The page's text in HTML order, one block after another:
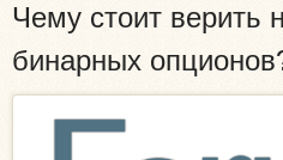
Чему стоит верить
бинарных